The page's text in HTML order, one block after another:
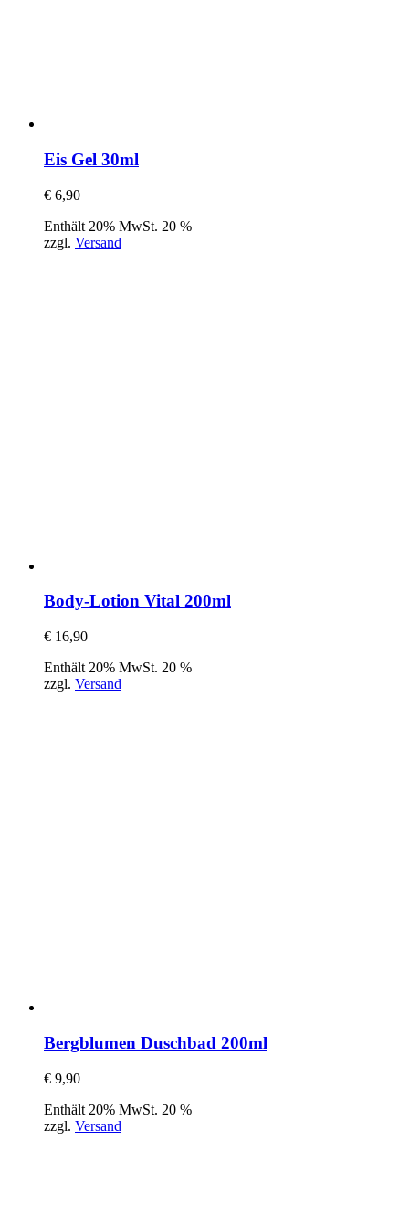
Eis Gel 30ml
€ 6,90
Enthält 20% MwSt. 20 %
zzgl. Versand
Body-Lotion Vital 200ml
€ 16,90
Enthält 20% MwSt. 20 %
zzgl. Versand
Bergblumen Duschbad 200ml
€ 9,90
Enthält 20% MwSt. 20 %
zzgl. Versand